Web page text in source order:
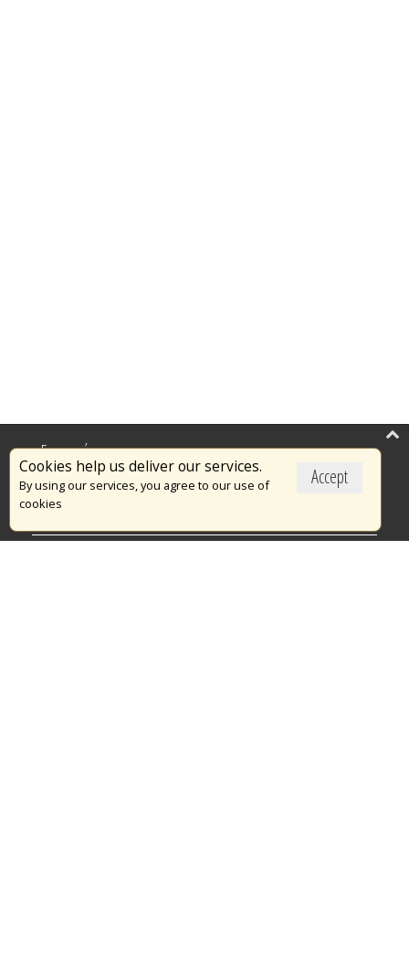
Accept
Cookies help us deliver our services.
By using our services, you agree to our use of
cookies
Επικαιρότητα
Το Πυροσβεστικό Σώμα